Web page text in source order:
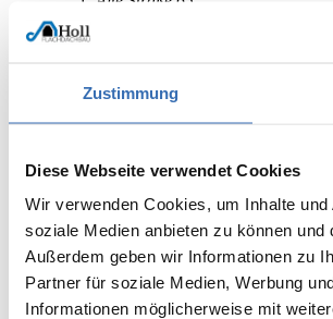
Zustimmung
Diese Webseite verwendet Cookies
Wir verwenden Cookies, um Inhalte
soziale Medien anbieten zu können
Außerdem geben wir Informationen zu
Partner für soziale Medien, Werbung
Informationen möglicherweise mit
Thomas Lehmann
Niederlassungsleiter
Hohenleuben